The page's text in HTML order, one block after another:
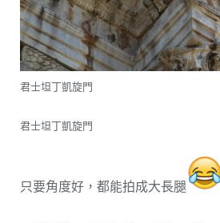
君士坦丁凱旋門
君士坦丁凱旋門
只要角度好，都能拍成大長腿